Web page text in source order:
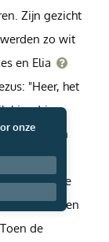
Zijn gezicht
zo wit
en Elia
"Heer, het
hier drie
en één
er een
zei vanuit de
houd. Ik ben
Toen de
onze